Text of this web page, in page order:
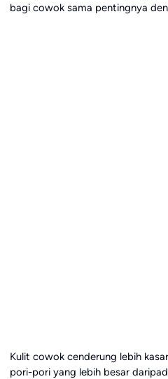
bagi cowok sama pentingnya
Kulit cowok cenderung lebih
pori-pori yang lebih besar